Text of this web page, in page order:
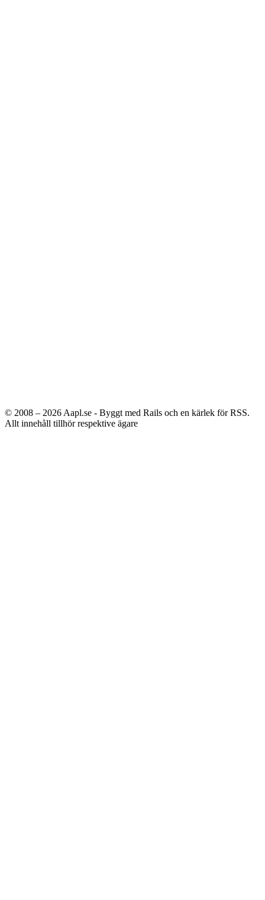
© 2008 – 2026 Aapl.se - Byggt med Rails och en kärlek för RSS.
Allt innehåll tillhör respektive ägare